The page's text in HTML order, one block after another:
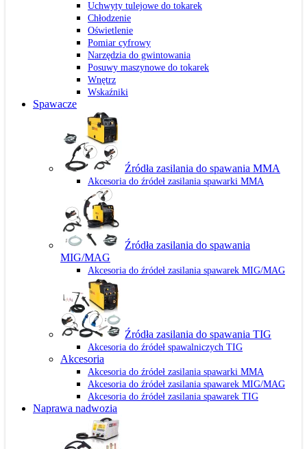
Uchwyty tulejowe do tokarek
Chłodzenie
Oświetlenie
Pomiar cyfrowy
Narzędzia do gwintowania
Posuwy maszynowe do tokarek
Wnętrz
Wskaźniki
Spawacze
Źródła zasilania do spawania MMA
Akcesoria do źródeł zasilania spawarki MMA
Źródła zasilania do spawania
MIG/MAG
Akcesoria do źródeł zasilania spawarek MIG/MAG
Źródła zasilania do spawania TIG
Akcesoria do źródeł spawalniczych TIG
Akcesoria
Akcesoria do źródeł zasilania spawarki MMA
Akcesoria do źródeł zasilania spawarek MIG/MAG
Akcesoria do źródeł zasilania spawarek TIG
Naprawa nadwozia